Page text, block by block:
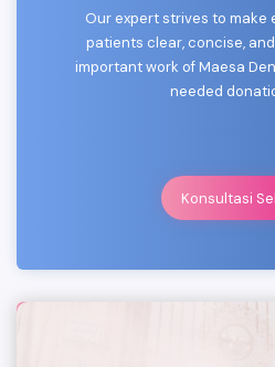
Our expert strives to
patients clear, concise,
important work of Maesa
needed
Konsultasi